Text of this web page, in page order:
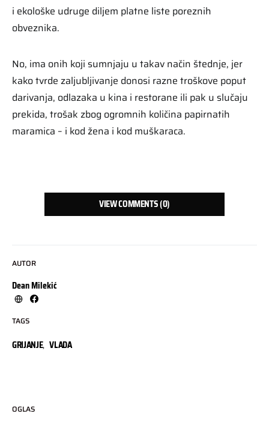
AUTOR
Dean Milekić
TAGS
GRIJANJE, VLADA
i ekološke udruge diljem platne liste poreznih
obveznika.
No, ima onih koji sumnjaju u takav način štednje, jer
kako tvrde zaljubljivanje donosi razne troškove poput
darivanja, odlazaka u kina i restorane ili pak u slučaju
prekida, trošak zbog ogromnih količina papirnatih
maramica – i kod žena i kod muškaraca.
VIEW COMMENTS (0)
OGLAS